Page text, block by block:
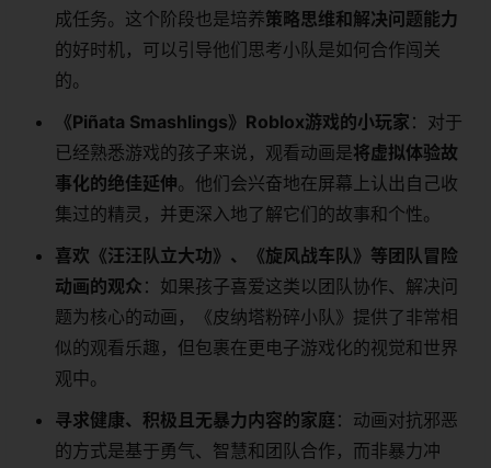
成任务。这个阶段也是培养策略思维和解决问题能力
的好时机，可以引导他们思考小队是如何合作闯关
的。
《Piñata Smashlings》Roblox游戏的小玩家 ：对于
已经熟悉游戏的孩子来说，观看动画是将虚拟体验故
事化的绝佳延伸。他们会兴奋地在屏幕上认出自己收
集过的精灵，并更深入地了解它们的故事和个性。
喜欢《汪汪队立大功》、《旋风战车队》等团队冒险
动画的观众 ：如果孩子喜爱这类以团队协作、解决问
题为核心的动画，《皮纳塔粉碎小队》提供了非常相
似的观看乐趣，但包裹在更电子游戏化的视觉和世界
观中。
寻求健康、积极且无暴力内容的家庭 ：动画对抗邪恶
的方式是基于勇气、智慧和团队合作，而非暴力冲